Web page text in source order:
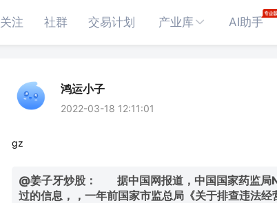
关注 社群 交易计划 产业库 AI助手
鸿运小子
2022-03-18 12:11:01
gz
@姜子牙炒股：
据中国网报道，中国国家药监局
过的信息，，一年前国家市监总局《关于排查违法